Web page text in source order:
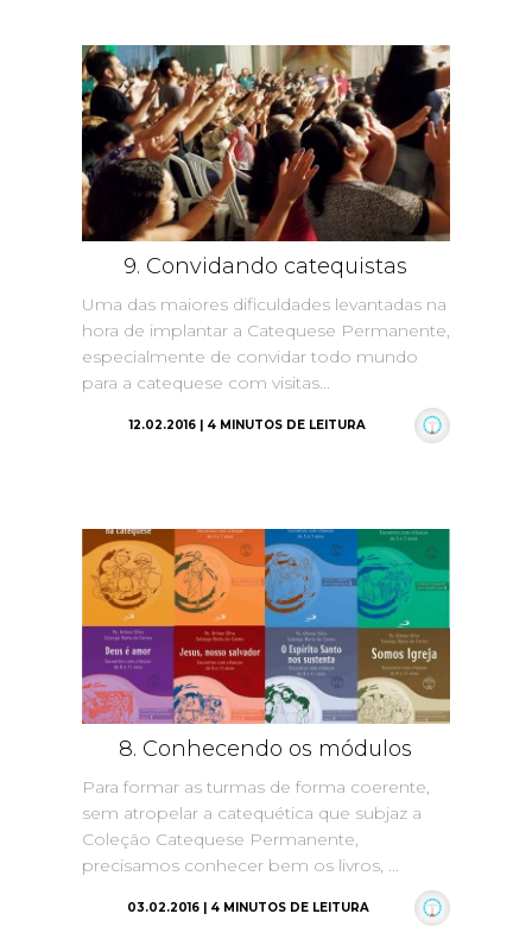
9. Convidando catequistas
Uma das maiores dificuldades levantadas na
hora de implantar a Catequese Permanente,
especialmente de convidar todo mundo
para a catequese com visitas...
12.02.2016 | 4 MINUTOS DE LEITURA
8. Conhecendo os módulos
Para formar as turmas de forma coerente,
sem atropelar a catequética que subjaz a
Coleção Catequese Permanente,
precisamos conhecer bem os livros, ...
03.02.2016 | 4 MINUTOS DE LEITURA